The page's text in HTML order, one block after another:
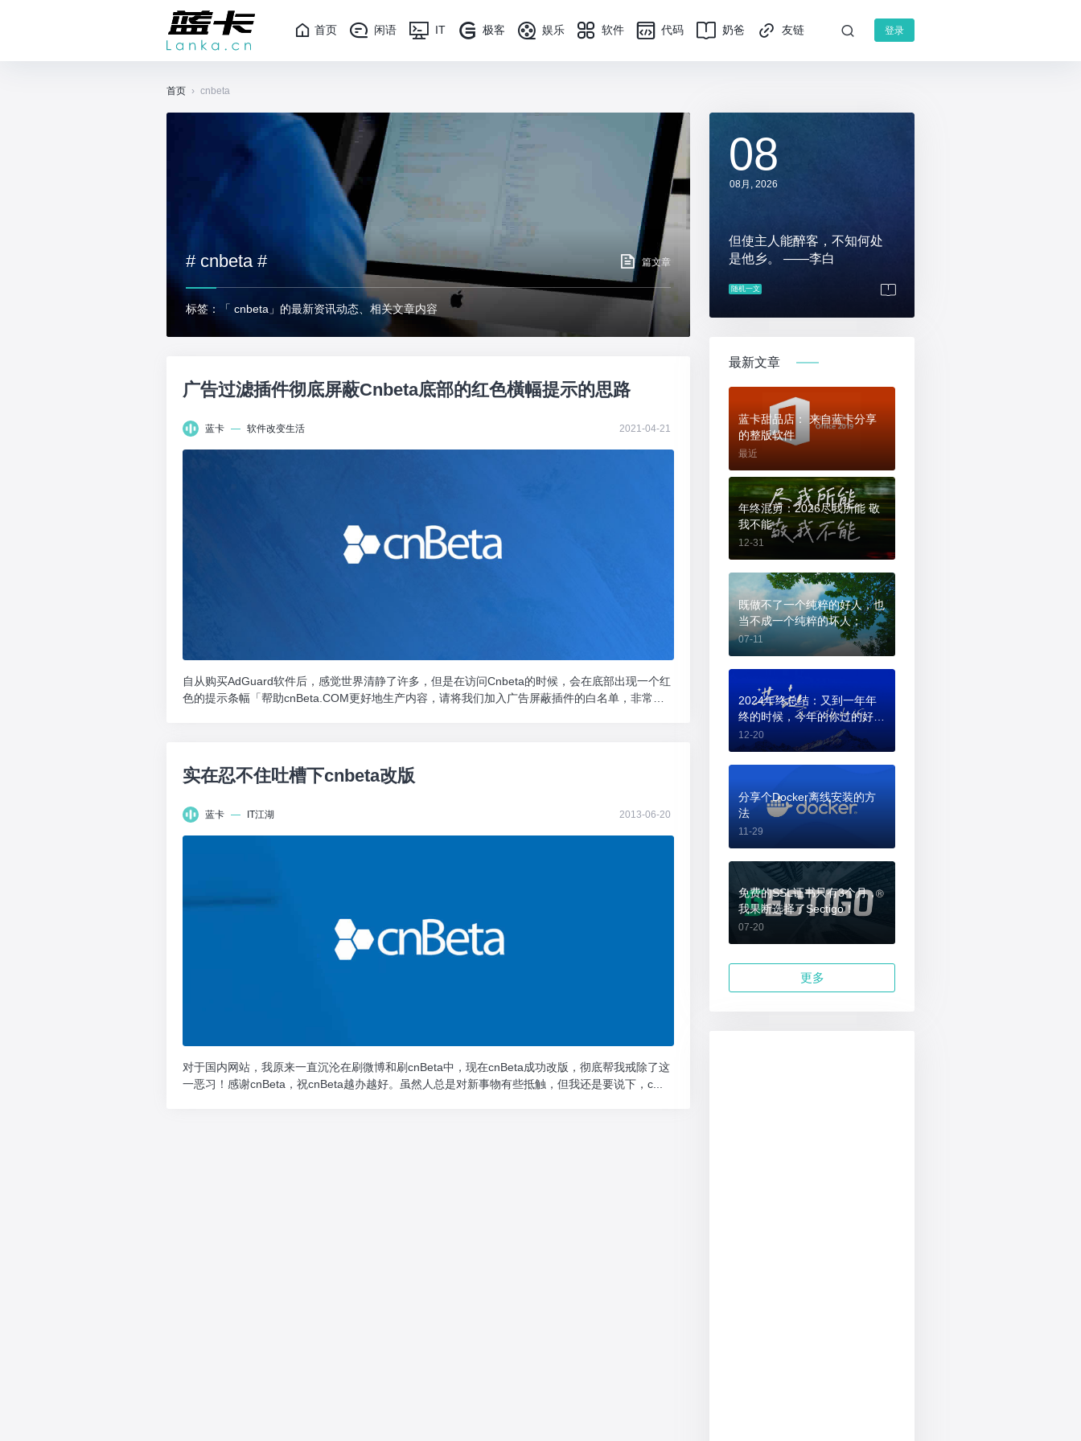
首页 闲语 IT 极客 娱乐 软件 代码 奶爸 友链 登录
首页 › cnbeta
# cnbeta # 篇文章
标签：「 cnbeta」的最新资讯动态、相关文章内容
广告过滤插件彻底屏蔽Cnbeta底部的红色橫幅提示的思路
蓝卡 — 软件改变生活 2021-04-21
自从购买AdGuard软件后，感觉世界清静了许多，但是在访问Cnbeta的时候，会在底部出现一个红
色的提示条幅「帮助cnBeta.COM更好地生产内容，请将我们加入广告屏蔽插件的白名单，非常感
实在忍不住吐槽下cnbeta改版
蓝卡 — IT江湖 2013-06-20
对于国内网站，我原来一直沉沦在刷微博和刷cnBeta中，现在cnBeta成功改版，彻底帮我戒除了这
一恶习！感谢cnBeta，祝cnBeta越办越好。虽然人总是对新事物有些抵触，但我还是要说下，c...
08
08月, 2026
但使主人能醉客，不知何处
是他乡。 ——李白
随机一文
最新文章
蓝卡甜品店： 来自蓝卡分享
的整版软件
最近
年终混剪：2026尽我所能 敬
我不能
12-31
既做不了一个纯粹的好人，也
当不成一个纯粹的坏人；
07-11
2024年终总结：又到一年年
终的时候，今年的你过的好
吗？
12-20
分享个Docker离线安装的方
法
11-29
免费的SSL证书只有3个月，
我果断选择了Sectigo！
07-20
更多